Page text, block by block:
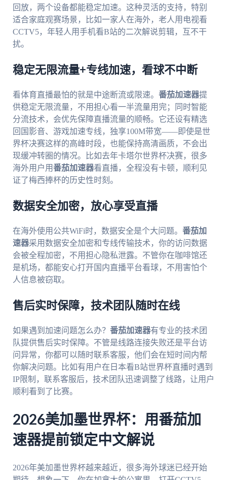
回放，两个设备都能稳定加速。这种灵活的支持，特别
适合家庭观赛场景，比如一家人在海外，老人用电视看
CCTV5，年轻人用手机看B站的二次解说剪辑，互不干
扰。
稳定无限流量+专线加速，看球不中断
看体育直播最怕的就是中途断流或限速。 番茄加速器提
供稳定无限流量，不用担心看一半流量用完；同时智能
分流技术，会优先保障直播流量的顺畅。它还设有精选
回国影音、游戏加速专线，独享100M带宽——即使是世
界杯决赛这样的高峰时段，也能保持高清画质，不会出
现缓冲转圈的情况。比如去年卡塔尔世界杯决赛，很多
海外用户用番茄加速器看直播，全程没有卡顿，顺利见
证了梅西捧杯的历史性时刻。
数据安全加密，放心享受直播
在海外使用公共WiFi时，数据安全是个大问题。 番茄加
速器采用数据安全加密和专线传输技术，你的访问数据
会被全程加密，不用担心隐私泄露。不管你在咖啡馆还
是机场，都能安心打开国内直播平台看球，不用害怕个
人信息被窃取。
售后实时保障，技术团队随时在线
如果遇到加速问题怎么办？ 番茄加速器有专业的技术团
队提供售后实时保障。不管是线路连接失败还是平台访
问异常，你都可以随时联系客服，他们会在短时间内帮
你解决问题。比如有用户在日本看B站世界杯直播时遇到
IP限制，联系客服后，技术团队迅速调整了线路，让用户
顺利看到了比赛。
2026美加墨世界杯：用番茄加
速器提前锁定中文解说
2026年美加墨世界杯越来越近，很多海外球迷已经开始